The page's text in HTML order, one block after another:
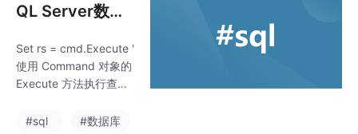
QL Server数据
Set rs = cmd.Execute '
使用 Command 对象的
Execute 方法执行查询
象。Set cmd = Server.
#sql #数据库